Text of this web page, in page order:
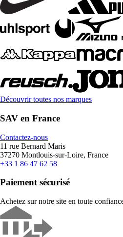
Découvrir toutes nos marques
SAV en France
Contactez-nous
11 rue Bernard Maris
37270 Montlouis-sur-Loire, France
+33 1 86 47 62 58
Paiement sécurisé
Achetez sur notre site en toute